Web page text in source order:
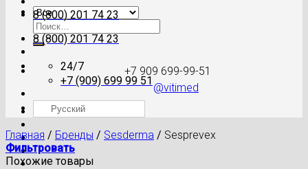
Искать:
+7 909 699-99-51
@vitimed
Где моя посылка?
8 (800) 201 74 23
8 (800) 201 74 23
24/7
+7 (909) 699 99 51
Русский
Главная / Бренды / Sesderma / Sesprevex
Фильтровать
Похожие товары